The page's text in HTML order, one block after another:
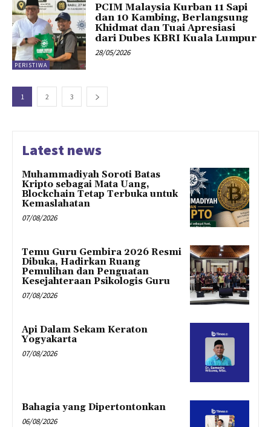
PERISTIWA
PCIM Malaysia Kurban 11 Sapi
dan 10 Kambing, Berlangsung
Khidmat dan Tuai Apresiasi
dari Dubes KBRI Kuala Lumpur
28/05/2026
1 2 3
Latest news
Muhammadiyah Soroti Batas
Kripto sebagai Mata Uang,
Blockchain Tetap Terbuka untuk
Kemaslahatan
07/08/2026
Temu Guru Gembira 2026 Resmi
Dibuka, Hadirkan Ruang
Pemulihan dan Penguatan
Kesejahteraan Psikologis Guru
07/08/2026
Api Dalam Sekam Keraton
Yogyakarta
07/08/2026
Bahagia yang Dipertontonkan
06/08/2026